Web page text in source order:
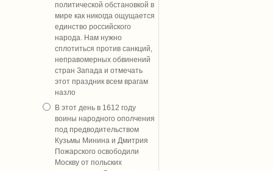
политической обстановкой в
мире как никогда ощущается
единство российского
народа. Нам нужно
сплотиться против санкций,
неправомерных обвинений
стран Запада и отмечать
этот праздник всем врагам
назло
В этот день в 1612 году
воины народного ополчения
под предводительством
Кузьмы Минина и Дмитрия
Пожарского освободили
Москву от польских